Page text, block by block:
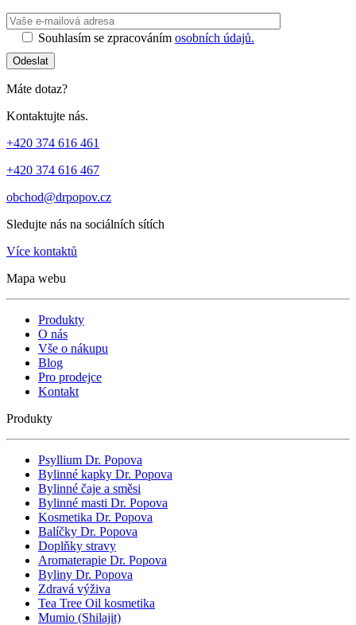
Souhlasím se zpracováním osobních údajů.
Odeslat
Máte dotaz?
Kontaktujte nás.
+420 374 616 461
+420 374 616 467
obchod@drpopov.cz
Sledujte nás na sociálních sítích
Více kontaktů
Mapa webu
Produkty
O nás
Vše o nákupu
Blog
Pro prodejce
Kontakt
Produkty
Psyllium Dr. Popova
Bylinné kapky Dr. Popova
Bylinné čaje a směsi
Bylinné masti Dr. Popova
Kosmetika Dr. Popova
Balíčky Dr. Popova
Doplňky stravy
Aromaterapie Dr. Popova
Byliny Dr. Popova
Zdravá výživa
Tea Tree Oil kosmetika
Mumio (Shilajit)